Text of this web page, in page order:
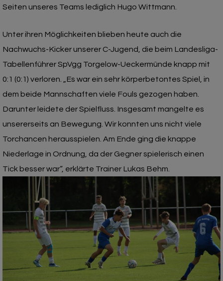
Seiten unseres Teams lediglich Hugo Wittmann.
Unter ihren Möglichkeiten blieben heute auch die
Nachwuchs-Kicker unserer C-Jugend, die beim Landesliga-
Tabellenführer SpVgg Torgelow-Ueckermünde knapp mit
0:1 (0:1) verloren. „Es war ein sehr körperbetontes Spiel, in
dem beide Mannschaften viele Fouls gezogen haben.
Darunter leidete der Spielfluss. Insgesamt mangelte es
unsererseits an Bewegung. Wir konnten uns nicht viele
Torchancen herausspielen. Am Ende ging die knappe
Niederlage in Ordnung, da der Gegner spielerisch einen
Tick besser war“, erklärte Trainer Lukas Behm.